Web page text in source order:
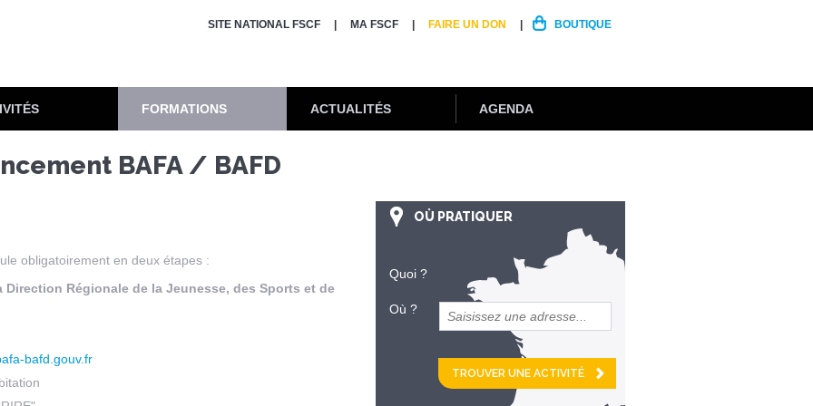
SITE NATIONAL FSCF MA FSCF FAIRE UN DON BOUTIQUE
FORMATIONS ACTUALITÉS AGENDA
BAFA / BAFD
obligatoirement en deux étapes :
Direction Régionale de la Jeunesse, des Sports et de
bafd.gouv.fr
OÙ PRATIQUER
Quoi ?
Où ?
et